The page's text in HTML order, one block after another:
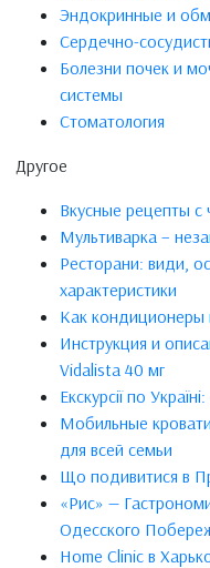
Эндокринные и
Сердечно-
Болезни почек и
системы
Стоматология
Другое
Вкусные рецепты с
Мультиварка –
Ресторани: види,
характеристики
Как кондиционеры
Инструкция и
Vidalista 40 мг
Екскурсії по
Мобильные
для всей семьи
Що подивитися в
«Рис» —
Одесского
Home Clinic в